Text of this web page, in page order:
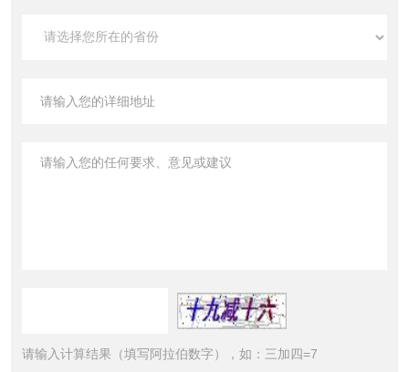
请输入计算结果（填写阿拉伯数字），如：三加四=7